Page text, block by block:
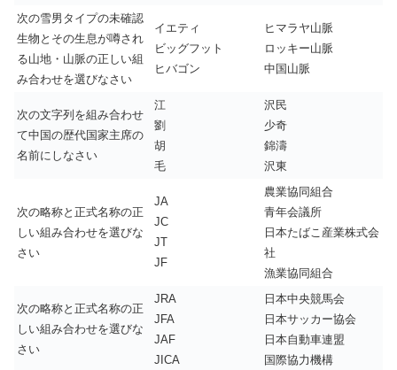
次の雪男タイプの未確認
生物とその生息が噂され
る山地・山脈の正しい組
み合わせを選びなさい
イエティ
ビッグフット
ヒバゴン
ヒマラヤ山脈
ロッキー山脈
中国山脈
次の文字列を組み合わせ
て中国の歴代国家主席の
名前にしなさい
江
劉
胡
毛
沢民
少奇
錦濤
沢東
次の略称と正式名称の正
しい組み合わせを選びな
さい
JA
JC
JT
JF
農業協同組合
青年会議所
日本たばこ産業株式会
社
漁業協同組合
次の略称と正式名称の正
しい組み合わせを選びな
さい
JRA
JFA
JAF
JICA
日本中央競馬会
日本サッカー協会
日本自動車連盟
国際協力機構